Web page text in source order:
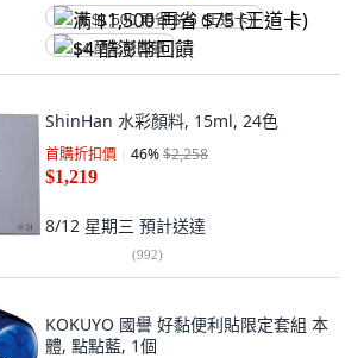
满 $1,500 再省 $75 (王道卡)
$4 酷澎幣回饋
ShinHan 水彩顏料, 15ml, 24色
首購折扣價 46%$2,258
$1,219
8/12 星期三 預計送達
(992)
KOKUYO 國譽 好黏便利貼限定套組 本
體, 點點藍, 1個